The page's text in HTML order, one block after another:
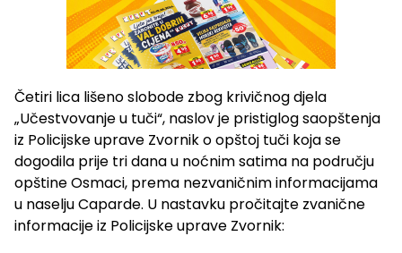
Četiri lica lišeno slobode zbog krivičnog djela
„Učestvovanje u tuči“, naslov je pristiglog saopštenja
iz Policijske uprave Zvornik o opštoj tuči koja se
dogodila prije tri dana u noćnim satima na području
opštine Osmaci, prema nezvaničnim informacijama
u naselju Caparde. U nastavku pročitajte zvanične
informacije iz Policijske uprave Zvornik: